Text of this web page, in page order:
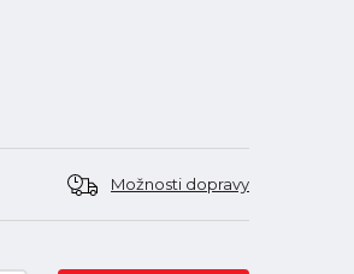
Možnosti dopravy